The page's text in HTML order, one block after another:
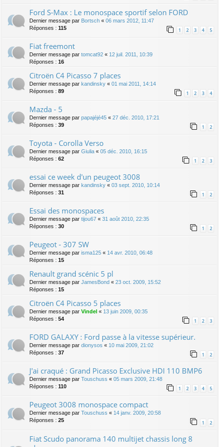
Ford S-Max : Le monospace sportif selon FORD
Dernier message par Bortsch « 06 mars 2012, 11:47
Réponses : 115 1 2 3 4 5
Fiat freemont
Dernier message par tomcat92 « 12 juil. 2011, 10:39
Réponses : 16
Citroën C4 Picasso 7 places
Dernier message par kandinsky « 01 mai 2011, 14:14
Réponses : 89 1 2 3 4
Mazda - 5
Dernier message par papajéjé45 « 27 déc. 2010, 17:21
Réponses : 39 1 2
Toyota - Corolla Verso
Dernier message par Giulia « 05 déc. 2010, 16:15
Réponses : 62 1 2 3
essai ce week d'un peugeot 3008
Dernier message par kandinsky « 03 sept. 2010, 10:14
Réponses : 31 1 2
Essai des monospaces
Dernier message par tijou67 « 31 août 2010, 22:35
Réponses : 30 1 2
Peugeot - 307 SW
Dernier message par isma125 « 14 avr. 2010, 06:48
Réponses : 15
Renault grand scénic 5 pl
Dernier message par JamesBond « 23 oct. 2009, 15:52
Réponses : 15
Citroën C4 Picasso 5 places
Dernier message par Vindel « 13 juin 2009, 00:35
Réponses : 54 1 2 3
FORD GALAXY : Ford passe à la vitesse supérieur.
Dernier message par dionysos « 10 mai 2009, 21:02
Réponses : 37 1 2
J'ai craqué : Grand Picasso Exclusive HDI 110 BMP6
Dernier message par Touschuss « 05 mars 2009, 21:48
Réponses : 110 1 2 3 4 5
Peugeot 3008 monospace compact
Dernier message par Touschuss « 14 janv. 2009, 20:58
Réponses : 25 1 2
Fiat Scudo panorama 140 multijet chassis long 8